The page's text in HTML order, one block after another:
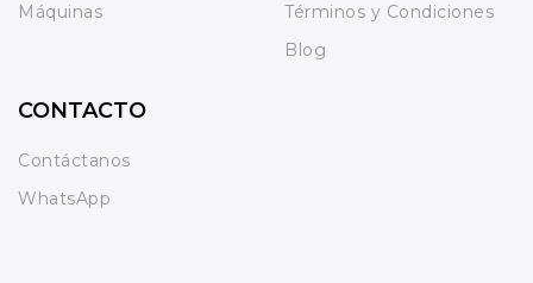
Máquinas
Términos y Condiciones
Blog
CONTACTO
Contáctanos
WhatsApp